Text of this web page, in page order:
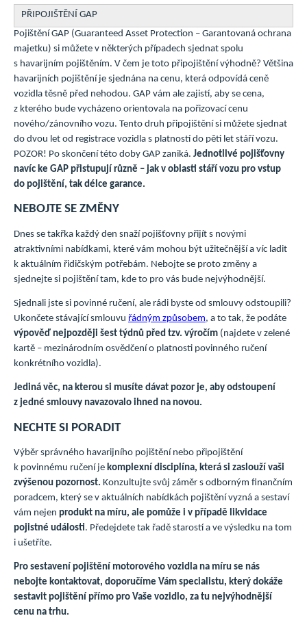
PŘIPOJIŠTĚNÍ GAP
Pojištění GAP (Guaranteed Asset Protection – Garantovaná ochrana
majetku) si můžete v některých případech sjednat spolu
s havarijním pojištěním. V čem je toto připojištění výhodně? Většina
havarijních pojištění je sjednána na cenu, která odpovídá ceně
vozidla těsně před nehodou. GAP vám ale zajistí, aby se cena,
z kterého bude vycházeno orientovala na pořizovací cenu
nového/zánovního vozu. Tento druh připojištění si můžete sjednat
do dvou let od registrace vozidla s platností do pěti let stáří vozu.
POZOR! Po skončení této doby GAP zaniká. Jednotlivé pojišťovny
navíc ke GAP přistupují různě – jak v oblasti stáří vozu pro vstup
do pojištění, tak délce garance.
NEBOJTE SE ZMĚNY
Dnes se takřka každý den snaží pojišťovny přijít s novými
atraktivními nabídkami, které vám mohou být užitečnější a víc ladit
k aktuálním řidičským potřebám. Nebojte se proto změny a
sjednejte si pojištění tam, kde to pro vás bude nejvýhodnější.
Sjednali jste si povinné ručení, ale rádi byste od smlouvy odstoupili?
Ukončete stávající smlouvu řádným způsobem, a to tak, že podáte
výpověď nejpozději šest týdnů před tzv. výročím (najdete v zelené
kartě – mezinárodním osvědčení o platnosti povinného ručení
konkrétního vozidla).
Jediná věc, na kterou si musíte dávat pozor je, aby odstoupení
z jedné smlouvy navazovalo ihned na novou.
NECHTE SI PORADIT
Výběr správného havarijního pojištění nebo připojištění
k povinnému ručení je komplexní disciplína, která si zaslouží vaši
zvýšenou pozornost. Konzultujte svůj záměr s odborným finančním
poradcem, který se v aktuálních nabídkách pojištění vyzná a sestaví
vám nejen produkt na míru, ale pomůže i v případě likvidace
pojistné události. Předejdete tak řadě starostí a ve výsledku na tom
i ušetříte.
Pro sestavení pojištění motorového vozidla na míru se nás
nebojte kontaktovat, doporučíme Vám specialistu, který dokáže
sestavit pojištění přímo pro Vaše vozidlo, za tu nejvýhodnější
cenu na trhu.